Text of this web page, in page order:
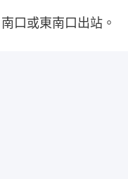
口或東南口出站。